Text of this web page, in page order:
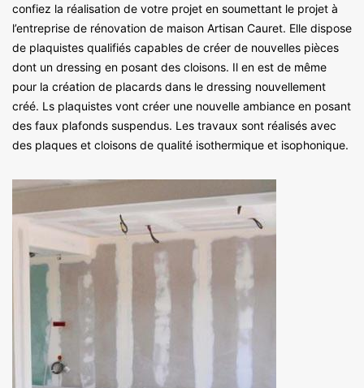
confiez la réalisation de votre projet en soumettant le projet à
l’entreprise de rénovation de maison Artisan Cauret. Elle dispose
de plaquistes qualifiés capables de créer de nouvelles pièces
dont un dressing en posant des cloisons. Il en est de même
pour la création de placards dans le dressing nouvellement
créé. Ls plaquistes vont créer une nouvelle ambiance en posant
des faux plafonds suspendus. Les travaux sont réalisés avec
des plaques et cloisons de qualité isothermique et isophonique.